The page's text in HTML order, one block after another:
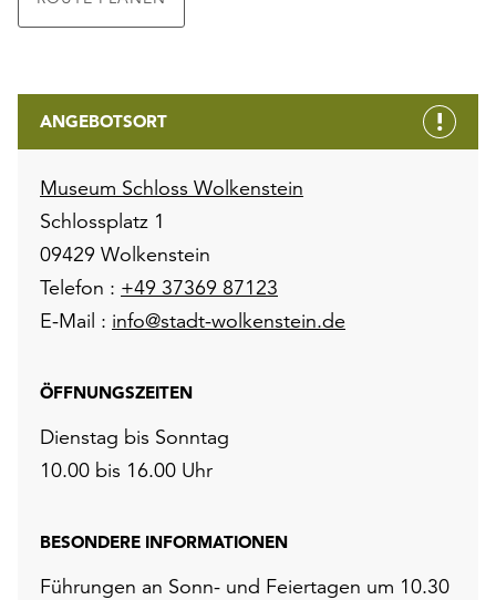
ANGEBOTSORT
Museum Schloss Wolkenstein
Schlossplatz 1
09429 Wolkenstein
Telefon : +49 37369 87123
E-Mail : info@stadt-wolkenstein.de
ÖFFNUNGSZEITEN
Dienstag bis Sonntag
10.00 bis 16.00 Uhr
BESONDERE INFORMATIONEN
Führungen an Sonn- und Feiertagen um 10.30